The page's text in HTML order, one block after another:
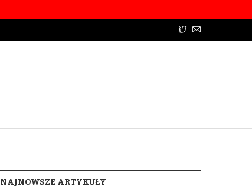
NAJNOWSZE ARTYKUŁY